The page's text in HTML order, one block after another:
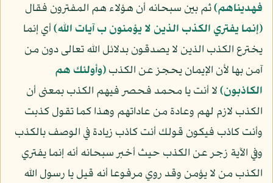
فهديناهم﴾ثم بين سبحانه أن هؤلاء هم المفترون فقال
﴿إنما يفتري الكذب الذين لا يؤمنون ب آيات الله﴾أي إنما
يخترع الكذب الذين لا يصدقون بدلائل الله تعالى دون من
آمن بها لأن الإيمان يحجز عن الكذب﴿وأولئك هم
الكاذبون﴾لا أنت يا محمد فحصر فيهم الكذب بمعنى أن
الكذب لازم لهم وعادة من عاداتهم وهذا كما تقول كذبت
وأنت كاذب فيكون قولك أنت كاذب زيادة في الوصف بالكذب
وفي الآية زجر عن الكذب حيث أخبر سبحانه أنه إنما يفتري
الكذب من لا يؤمن وقد روي مرفوعا أنه قيل يا رسول الله